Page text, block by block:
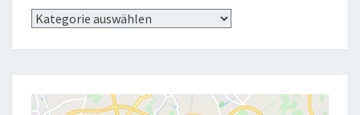
Kategorien